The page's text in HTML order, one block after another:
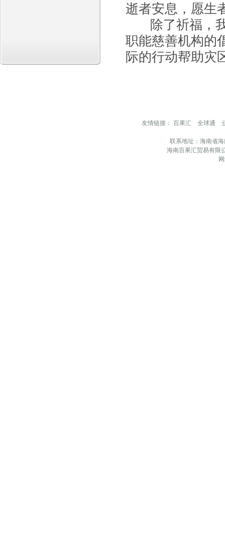
逝者安息，愿生
除了祈福，我
职能慈善机构的
际的行动帮助灾
友情链接： 百果汇 全球通
联系地址：海南省
海南百果汇贸易有限